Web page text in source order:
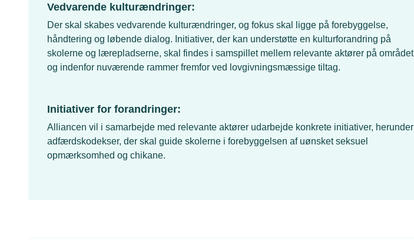
Vedvarende kulturændringer:
Der skal skabes vedvarende kulturændringer, og fokus skal ligge på forebyggelse,
håndtering og løbende dialog. Initiativer, der kan understøtte en kulturforandring på
skolerne og lærepladserne, skal findes i samspillet mellem relevante aktører på området
og indenfor nuværende rammer fremfor ved lovgivningsmæssige tiltag.
Initiativer for forandringer:
Alliancen vil i samarbejde med relevante aktører udarbejde konkrete initiativer, herunder
adfærdskodekser, der skal guide skolerne i forebyggelsen af uønsket seksuel
opmærksomhed og chikane.